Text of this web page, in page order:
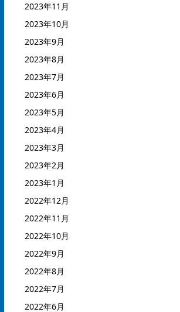
2023年11月
2023年10月
2023年9月
2023年8月
2023年7月
2023年6月
2023年5月
2023年4月
2023年3月
2023年2月
2023年1月
2022年12月
2022年11月
2022年10月
2022年9月
2022年8月
2022年7月
2022年6月